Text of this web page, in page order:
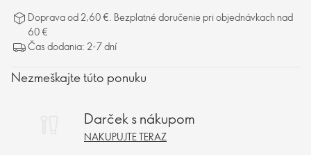
Doprava od 2,60 €. Bezplatné doručenie pri objednávkach nad
60 €
Čas dodania: 2-7 dní
Nezmeškajte túto ponuku
Darček s nákupom
NAKUPUJTE TERAZ